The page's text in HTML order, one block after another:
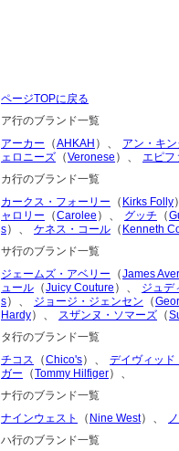
ページTOPに戻る
ア行のブランド一覧
アーカー
（AHKAH ）、 アン・キ
ェロニーズ （Veronese ）、 エピフ
カ行のブランド一覧
カークス・フォーリー
（ Kirks Folly
ャロリー
（Carolee ）、 グッチ （
s）、 ケネス・コール （ Kenneth
サ行のブランド一覧
ジェームズ・アベリー
（James
ュール （Juicy Couture ）、 ジュデ
s）、 ジョージ・ジェンセン （
Hardy）、 スザンヌ・ソマーズ （
タ行のブランド一覧
チコス
（Chico's）、 デイヴィッド
ガー
（Tommy Hilfiger）、
ナ行のブランド一覧
ナインウェスト
（ Nine West）、
ハ行のブランド一覧